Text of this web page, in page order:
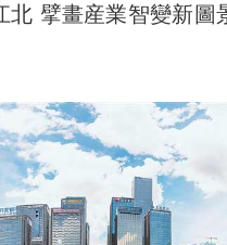
擘畫産業智變新圖